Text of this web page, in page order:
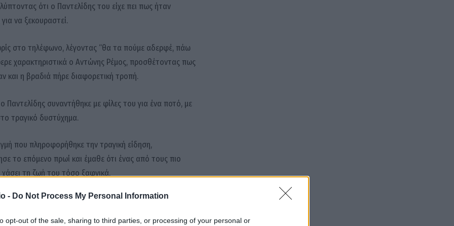
- Do Not Process My Personal Information
opt-out of the sale, sharing to third parties, or processing of your personal or
ότι ο Παντελίδης του είχε πει πως ήταν
να ξεκουραστεί.
στο τηλέφωνο, λέγοντας “θα τα πούμε αδερφέ, πάω
χαρακτηριστικά ο Αντώνης Ρέμος, προσθέτοντας πως
και η βραδιά πήρε διαφορετική τροπή.
συναντήθηκε με φίλες του για ένα ποτό, με
τραγικό δυστύχημα.
που πληροφορήθηκε την τραγική είδηση,
το επόμενο πρωί και έμαθε ότι ένας από τους πιο
χάσει τη ζωή του τόσο ξαφνικά.